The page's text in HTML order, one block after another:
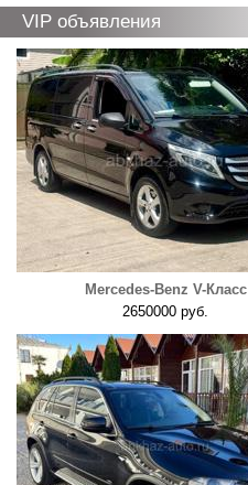
VIP объявления
Mercedes-Benz V-Класс
2650000 руб.